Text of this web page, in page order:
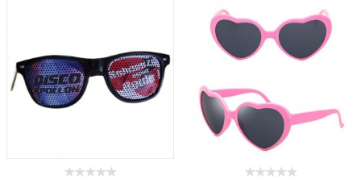
Angebot anfordern